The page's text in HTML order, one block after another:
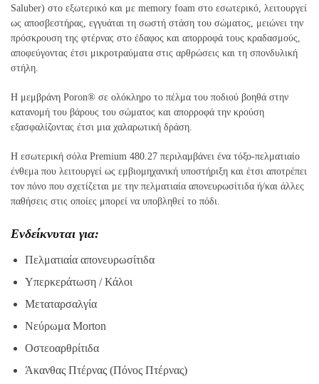
Saluber) στο εξωτερικό και με memory foam στο εσωτερικό, λειτουργεί
ως αποσβεστήρας, εγγυάται τη σωστή στάση του σώματος, μειώνει την
πρόσκρουση της φτέρνας στο έδαφος και απορροφά τους κραδασμούς,
αποφεύγοντας έτσι μικροτραύματα στις αρθρώσεις και τη σπονδυλική
στήλη.
Η μεμβράνη Poron® σε ολόκληρο το πέλμα του ποδιού βοηθά στην
κατανομή του βάρους του σώματος και απορροφά την κρούση
εξασφαλίζοντας έτσι μια χαλαρωτική δράση.
Η εσωτερική σόλα Premium 480.27 περιλαμβάνει ένα τόξο-πελματιαίo
ένθεμa που λειτουργεί ως εμβιομηχανική υποστήριξη και έτσι αποτρέπει
τον πόνο που σχετίζεται με την πελματιαία απονευρωσίτιδα ή/και άλλες
παθήσεις στις οποίες μπορεί να υποβληθεί το πόδι.
Ενδείκνυται για:
Πελματιαία απονευρωσίτιδα
Υπερκεράτωση / Κάλοι
Μεταταρσαλγία
Νεύρωμα Morton
Οστεοαρθρίτιδα
Άκανθας Πτέρνας (Πόνος Πτέρνας)